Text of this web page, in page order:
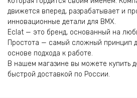
движется вперед, разрабатывает и
инновационные детали для BMX.
Eclat — это бренд, основанный на
Простота — самый сложный принцип
основе подхода к работе.
В нашем магазине вы можете купить
быстрой доставкой по России.